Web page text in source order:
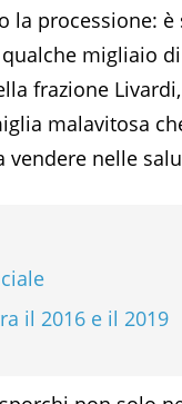
processione: è
migliaio
frazione
malavitosa
nelle
il 2016 e il 2019